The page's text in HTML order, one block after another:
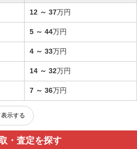
12 ～ 37万円
5 ～ 44万円
4 ～ 33万円
14 ～ 32万円
7 ～ 36万円
示する
・査定を探す